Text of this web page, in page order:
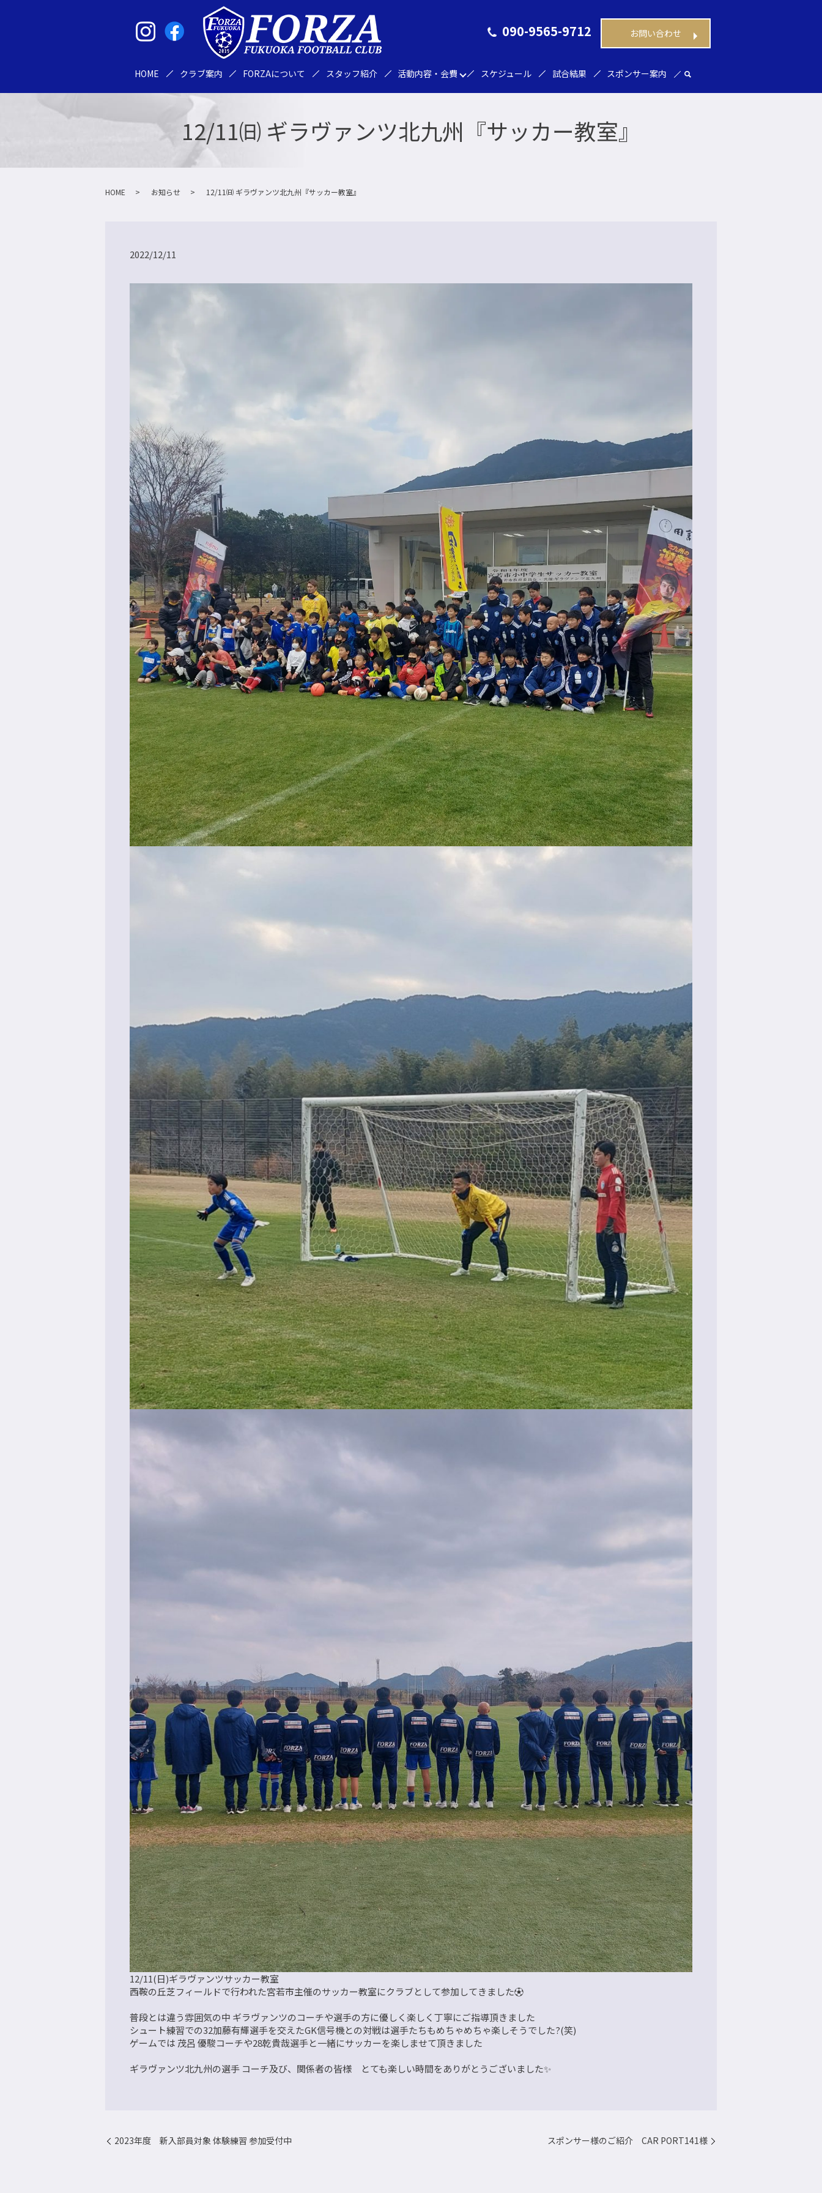
090-9565-9712 お問い合わせ
HOME クラブ案内 FORZAについて スタッフ紹介 活動内容・会費 スケジュール 試合結果 スポンサー案内
12/11㈰ ギラヴァンツ北九州『サッカー教室』
HOME お知らせ 12/11㈰ ギラヴァンツ北九州『サッカー教室』
2022/12/11
12/11(日)ギラヴァンツサッカー教室
西鞍の丘芝フィールドで行われた宮若市主催のサッカー教室にクラブとして参加してきました⚽
普段とは違う雰囲気の中 ギラヴァンツのコーチや選手の方に優しく楽しく丁寧にご指導頂きました
シュート練習での32加藤有輝選手を交えたGK信号機との対戦は選手たちもめちゃめちゃ楽しそうでした?(笑)
ゲームでは 茂呂 優駿コーチや28乾貴哉選手と一緒にサッカーを楽しませて頂きました
ギラヴァンツ北九州の選手 コーチ及び、関係者の皆様 とても楽しい時間をありがとうございました✨
2023年度 新入部員対象 体験練習 参加受付中 スポンサー様のご紹介 CAR PORT141様